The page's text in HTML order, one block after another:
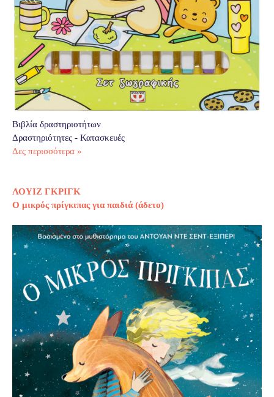
Βιβλία δραστηριοτήτων
Δραστηριότητες - Κατασκευές
Δες περισσότερα »
ΛΟΥΙΖ ΓΚΡΙΓΚ
Ο μικρός πρίγκιπας για παιδιά (άδετο)